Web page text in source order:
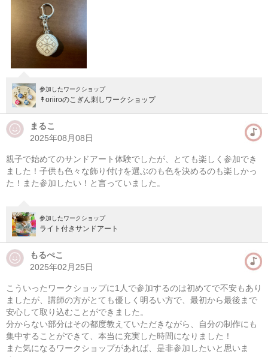
オーシャンレジンアートでクリスマスオーナメントを作ろ
う！
参加したワークショップ
↟oriiroのこぎん刺しワークショップ
まるこ
2025年08月08日
親子で始めてのサンドアート体験でしたが、とても楽しく参加でき
ました！子供も色々な飾り付けを選ぶのも色を決めるのも楽しかっ
た！また参加したい！と言っていました。
参加したワークショップ
ライト付きサンドアート
もるぺこ
2025年02月25日
こういったワークショップに1人で参加するのは初めてで不安もあり
ましたが、講師の方がとても優しく明るい方で、最初から最後まで
安心して取り込むことができました。
分からない部分はその都度教えていただきながら、自分の制作にも
集中することができて、本当に充実した時間になりました！
また気になるワークショップがあれば、是非参加したいと思いま